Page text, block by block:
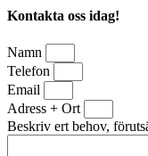
Kontakta oss idag!
Namn
Telefon
Email
Adress + Ort
Beskriv ert behov,